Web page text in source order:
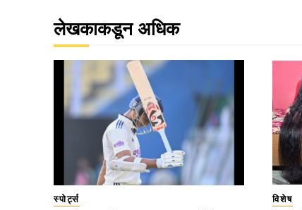
लेखकाकडून अधिक
स्पोर्ट्स विशेष